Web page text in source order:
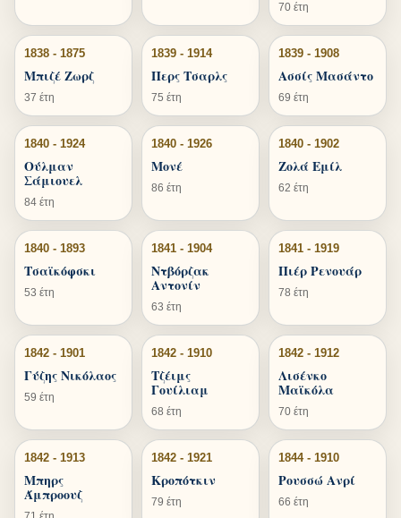
70 έτη
1838 - 1875
Μπιζέ Ζωρζ
37 έτη
1839 - 1914
Περς Τσαρλς
75 έτη
1839 - 1908
Ασσίς Μασάντο
69 έτη
1840 - 1924
Ούλμαν
Σάμιουελ
84 έτη
1840 - 1926
Μονέ
86 έτη
1840 - 1902
Ζολά Εμίλ
62 έτη
1840 - 1893
Τσαϊκόφσκι
53 έτη
1841 - 1904
Ντβόρζακ
Αντονίν
63 έτη
1841 - 1919
Πιέρ Ρενουάρ
78 έτη
1842 - 1901
Γύζης Νικόλαος
59 έτη
1842 - 1910
Τζέιμς
Γουίλιαμ
68 έτη
1842 - 1912
Λισένκο
Μαϊκόλα
70 έτη
1842 - 1913
Μπηρς
Άμπροουζ
1842 - 1921
Κροπότκιν
79 έτη
1844 - 1910
Ρουσσώ Ανρί
66 έτη